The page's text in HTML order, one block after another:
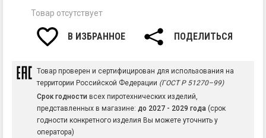
Товар отсутствует
В ИЗБРАННОЕ ПОДЕЛИТЬСЯ
Товар проверен и сертифицирован для использования на
территории Российской Федерации (ГОСТ Р 51270–99)
Срок годности всех пиротехнических изделий,
представленных в магазине: до 2027 - 2029 года (срок
годности конкретного изделия Вы можете уточнить у
оператора)